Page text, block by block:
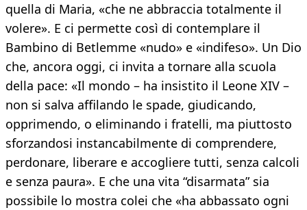
quella di Maria, «che ne abbraccia totalmente il
volere». E ci permette così di contemplare il
Bambino di Betlemme «nudo» e «indifeso». Un Dio
che, ancora oggi, ci invita a tornare alla scuola
della pace: «Il mondo – ha insistito il Leone XIV –
non si salva affilando le spade, giudicando,
opprimendo, o eliminando i fratelli, ma piuttosto
sforzandosi instancabilmente di comprendere,
perdonare, liberare e accogliere tutti, senza calcoli
e senza paura». E che una vita “disarmata” sia
possibile lo mostra colei che «ha abbassato ogni